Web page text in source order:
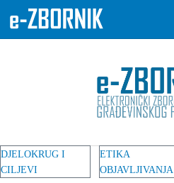
DJELOKRUG I
CILJEVI
ETIKA
OBJAVLJIVANJA